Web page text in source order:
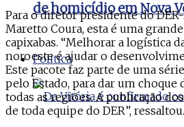
de homicídio em Nova
Politica
Para o diretor presidente do DER-
Maretto Coura, esta é uma
capixabas. “Melhorar a logística
noroeste é ajudar o
Este pacote faz parte de uma
pelo Estado, para dar um
todas as regiões. A publicação
de toda equipe do DER”, ressaltou.